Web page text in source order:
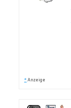
* Anzeige